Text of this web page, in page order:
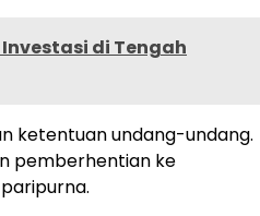
di Tengah
ketentuan undang-undang.
pemberhentian ke